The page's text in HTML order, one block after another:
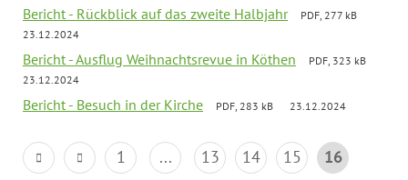
Bericht - Rückblick auf das zweite Halbjahr
PDF, 277 kB
23.12.2024
Bericht - Ausflug Weihnachtsrevue in Köthen
PDF, 323 kB
23.12.2024
Bericht - Besuch in der Kirche PDF, 283 kB 23.12.2024
1 ... 13 14 15
16